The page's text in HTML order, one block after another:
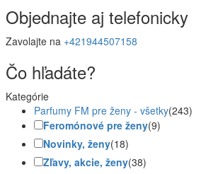
Objednajte aj telefonicky
Zavolajte na +421944507158
Čo hľadáte?
Kategórie
Parfumy FM pre ženy - všetky(243)
Feromónové pre ženy(9)
Novinky, ženy(18)
Zľavy, akcie, ženy(38)